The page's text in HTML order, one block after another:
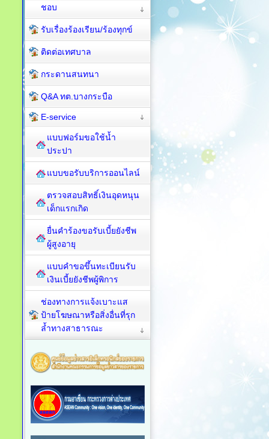
ชอบ
รับเรื่องร้องเรียน/ร้องทุกข์
ติดต่อเทศบาล
กระดานสนทนา
Q&A ทต.บางกระบือ
E-service
แบบฟอร์มขอใช้น้ำ
ประปา
แบบขอรับบริการออนไลน์
ตรวจสอบสิทธิ์เงินอุดหนุน
เด็กแรกเกิด
ยื่นคำร้องขอรับเบี้ยยังชีพ
ผู้สูงอายุ
แบบคำขอขึ้นทะเบียนรับ
เงินเบี้ยยังชีพผู้พิการ
ช่องทางการแจ้งเบาะแส
ป้ายโฆษณาหรือสิ่งอื่นที่รุก
ล้ำทางสาธารณะ